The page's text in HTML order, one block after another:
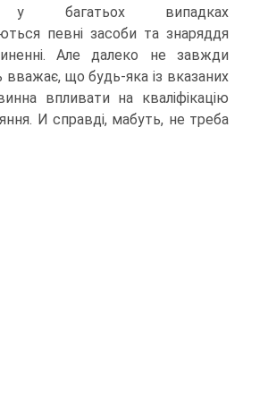
у багатьох випадках
певні засоби та знаряддя
Але далеко не завжди
вважає, що будь-яка із вказаних
впливати на кваліфікацію
И справді, мабуть, не треба